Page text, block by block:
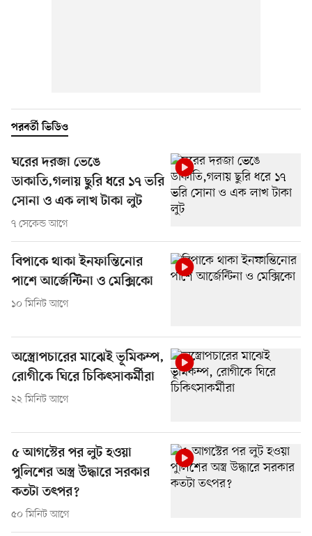
পরবর্তী ভিডিও
ঘরের দরজা ভেঙে
ডাকাতি,গলায় ছুরি ধরে ১৭ ভরি
সোনা ও এক লাখ টাকা লুট
৭ সেকেন্ড আগে
বিপাকে থাকা ইনফান্তিনোর
পাশে আর্জেন্টিনা ও মেক্সিকো
১০ মিনিট আগে
অস্ত্রোপচারের মাঝেই ভূমিকম্প,
রোগীকে ঘিরে চিকিৎসাকর্মীরা
২২ মিনিট আগে
৫ আগস্টের পর লুট হওয়া
পুলিশের অস্ত্র উদ্ধারে সরকার
কতটা তৎপর?
৫০ মিনিট আগে